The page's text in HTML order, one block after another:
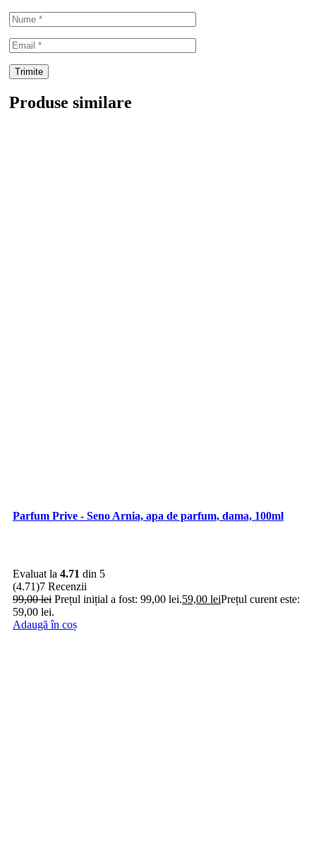
Produse similare
Parfum Prive - Seno Arnia, apa de parfum, dama, 100ml
Evaluat la 4.71 din 5
(4.71)7 Recenzii
99,00lei Prețul inițial a fost: 99,00 lei.59,00 leiPrețul curent este:
59,00 lei.
Adaugă în coș